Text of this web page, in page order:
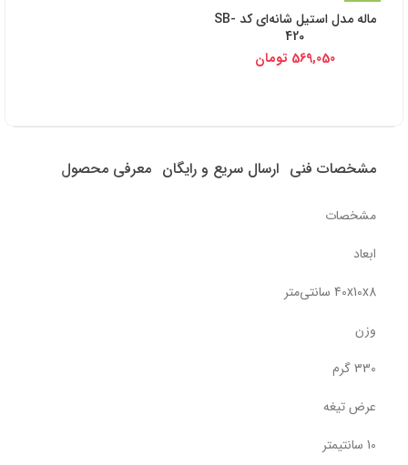
ماله مدل استیل شانه‌ای کد SB-
420
569,050 تومان
مشخصات فنی ارسال سریع و رایگان معرفی محصول
مشخصات
ابعاد
40x10x8 سانتی‌متر
وزن
330 گرم
عرض تیغه
10 سانتیمتر